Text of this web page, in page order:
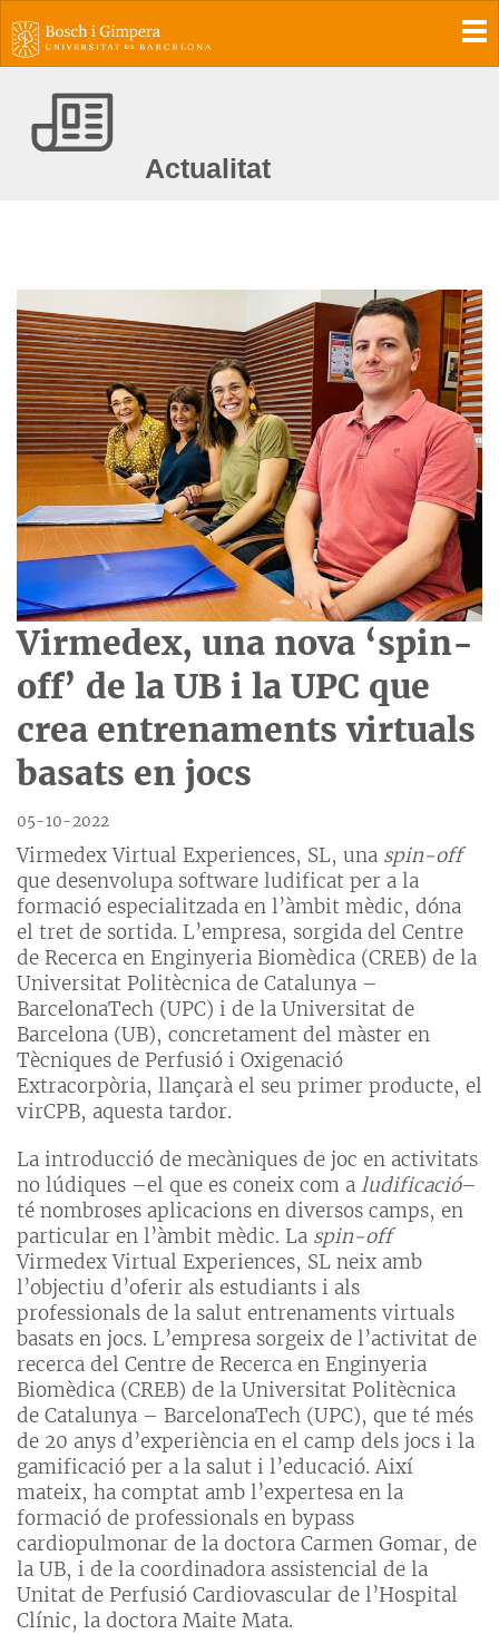
Actualitat
Virmedex, una nova ‘spin-
off’ de la UB i la UPC que
crea entrenaments virtuals
basats en jocs
05-10-2022
Virmedex Virtual Experiences, SL, una spin-off
que desenvolupa software ludificat per a la
formació especialitzada en l’àmbit mèdic, dóna
el tret de sortida. L’empresa, sorgida del Centre
de Recerca en Enginyeria Biomèdica (CREB) de la
Universitat Politècnica de Catalunya –
BarcelonaTech (UPC) i de la Universitat de
Barcelona (UB), concretament del màster en
Tècniques de Perfusió i Oxigenació
Extracorpòria, llançarà el seu primer producte, el
virCPB, aquesta tardor.
La introducció de mecàniques de joc en activitats
no lúdiques –el que es coneix com a ludificació–
té nombroses aplicacions en diversos camps, en
particular en l’àmbit mèdic. La spin-off
Virmedex Virtual Experiences, SL neix amb
l’objectiu d’oferir als estudiants i als
professionals de la salut entrenaments virtuals
basats en jocs. L’empresa sorgeix de l’activitat de
recerca del Centre de Recerca en Enginyeria
Biomèdica (CREB) de la Universitat Politècnica
de Catalunya – BarcelonaTech (UPC), que té més
de 20 anys d’experiència en el camp dels jocs i la
gamificació per a la salut i l’educació. Així
mateix, ha comptat amb l’expertesa en la
formació de professionals en bypass
cardiopulmonar de la doctora Carmen Gomar, de
la UB, i de la coordinadora assistencial de la
Unitat de Perfusió Cardiovascular de l’Hospital
Clínic, la doctora Maite Mata.